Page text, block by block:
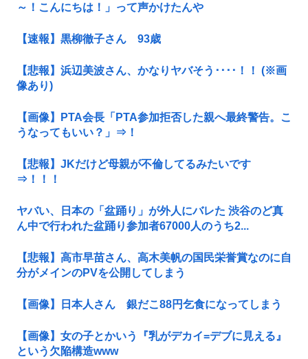
～！こんにちは！」って声かけたんや
【速報】黒柳徹子さん 93歳
【悲報】浜辺美波さん、かなりヤバそう････！！ (※画
像あり)
【画像】PTA会長「PTA参加拒否した親へ最終警告。こ
うなってもいい？」⇒！
【悲報】JKだけど母親が不倫してるみたいです
⇒！！！
ヤバい、日本の「盆踊り」が外人にバレた 渋谷のど真
ん中で行われた盆踊り参加者67000人のうち2...
【悲報】高市早苗さん、高木美帆の国民栄誉賞なのに自
分がメインのPVを公開してしまう
【画像】日本人さん 銀だこ88円乞食になってしまう
【画像】女の子とかいう『乳がデカイ=デブに見える』
という欠陥構造www